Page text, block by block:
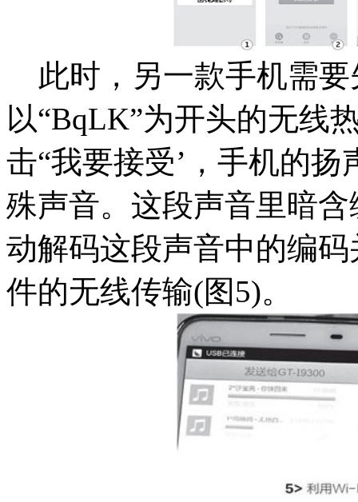
此时，另一款手机需
以“BqLK”为开头的无线
击“我要接受’，手机的
殊声音。这段声音里暗
动解码这段声音中的编
件的无线传输(图5)。